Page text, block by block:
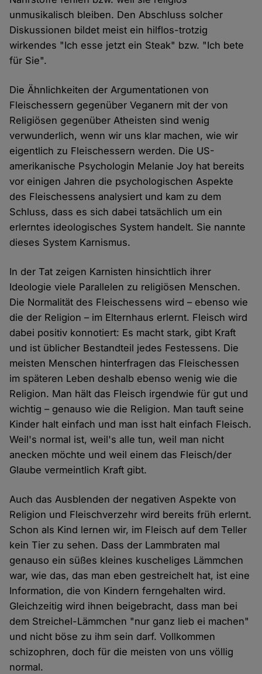
unmusikalisch bleiben. Den Abschluss solcher
Diskussionen bildet meist ein hilflos-trotzig
wirkendes "Ich esse jetzt ein Steak" bzw. "Ich bete
für Sie".
Die Ähnlichkeiten der Argumentationen von
Fleischessern gegenüber Veganern mit der von
Religiösen gegenüber Atheisten sind wenig
verwunderlich, wenn wir uns klar machen, wie wir
eigentlich zu Fleischessern werden. Die US-
amerikanische Psychologin Melanie Joy hat bereits
vor einigen Jahren die psychologischen Aspekte
des Fleischessens analysiert und kam zu dem
Schluss, dass es sich dabei tatsächlich um ein
erlerntes ideologisches System handelt. Sie nannte
dieses System Karnismus.
In der Tat zeigen Karnisten hinsichtlich ihrer
Ideologie viele Parallelen zu religiösen Menschen.
Die Normalität des Fleischessens wird – ebenso wie
die der Religion – im Elternhaus erlernt. Fleisch wird
dabei positiv konnotiert: Es macht stark, gibt Kraft
und ist üblicher Bestandteil jedes Festessens. Die
meisten Menschen hinterfragen das Fleischessen
im späteren Leben deshalb ebenso wenig wie die
Religion. Man hält das Fleisch irgendwie für gut und
wichtig – genauso wie die Religion. Man tauft seine
Kinder halt einfach und man isst halt einfach Fleisch.
Weil's normal ist, weil's alle tun, weil man nicht
anecken möchte und weil einem das Fleisch/der
Glaube vermeintlich Kraft gibt.
Auch das Ausblenden der negativen Aspekte von
Religion und Fleischverzehr wird bereits früh erlernt.
Schon als Kind lernen wir, im Fleisch auf dem Teller
kein Tier zu sehen. Dass der Lammbraten mal
genauso ein süßes kleines kuscheliges Lämmchen
war, wie das, das man eben gestreichelt hat, ist eine
Information, die von Kindern ferngehalten wird.
Gleichzeitig wird ihnen beigebracht, dass man bei
dem Streichel-Lämmchen "nur ganz lieb ei machen"
und nicht böse zu ihm sein darf. Vollkommen
schizophren, doch für die meisten von uns völlig
normal.